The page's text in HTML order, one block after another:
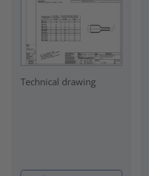
Technical drawing